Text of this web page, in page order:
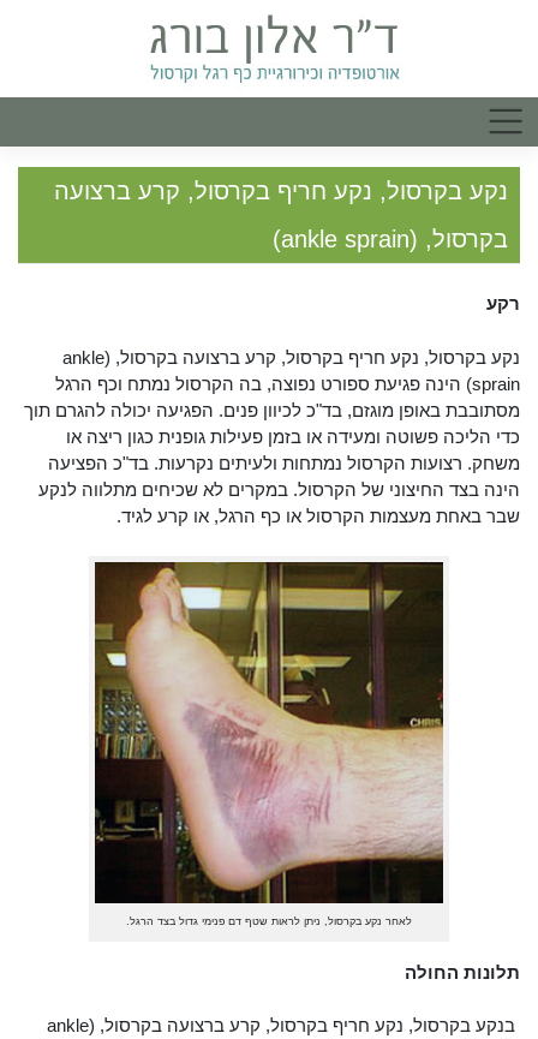
נקע בקרסול, נקע חריף בקרסול, קרע ברצועה
בקרסול, (ankle sprain)
רקע
נקע בקרסול, נקע חריף בקרסול, קרע ברצועה בקרסול, (ankle
sprain) הינה פגיעת ספורט נפוצה, בה הקרסול נמתח וכף הרגל
מסתובבת באופן מוגזם, בד"כ לכיוון פנים. הפגיעה יכולה להגרם תוך
כדי הליכה פשוטה ומעידה או בזמן פעילות גופנית כגון ריצה או
משחק. רצועות הקרסול נמתחות ולעיתים נקרעות. בד"כ הפציעה
הינה בצד החיצוני של הקרסול. במקרים לא שכיחים מתלווה לנקע
שבר באחת מעצמות הקרסול או כף הרגל, או קרע לגיד.
לאחר נקע בקרסול, ניתן לראות שטף דם פנימי גדול בצד הרגל.
תלונות החולה
בנקע בקרסול, נקע חריף בקרסול, קרע ברצועה בקרסול, (ankle